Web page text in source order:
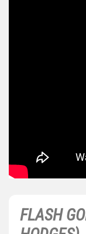
FLASH